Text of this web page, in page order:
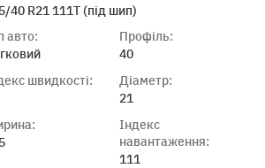
40 R21 111T (під шип)
авто:
швидкості:
Профіль:
40
Діаметр:
21
Індекс
навантаження:
111